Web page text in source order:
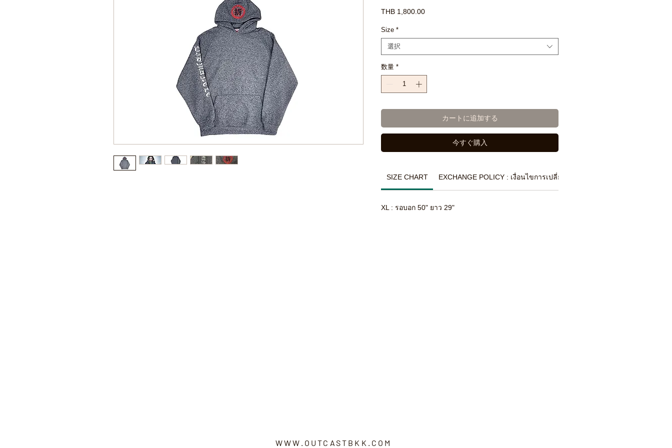
THB 1,800.00価
Size *
選択
数量 *
カートに追加する
今すぐ購入
SIZE CHART EXCHANGE POLICY : เงื่อนไขการเปลี่ยนสินค้า
XL : รอบอก 50" ยาว 29"
WWW.OUTCASTBKK.COM